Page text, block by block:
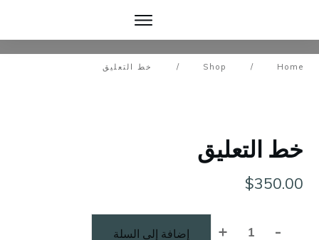
Shop خط التعليق
التعليق
$
+ إضافة إلى السلة